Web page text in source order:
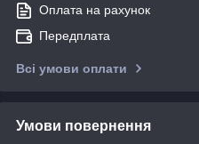
Оплата на рахунок
Передплата
Всі умови оплати
Умови повернення